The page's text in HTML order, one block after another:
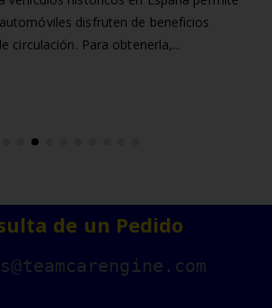
disfruten de beneficios
circulación. Para obtenerla,...
de un Pedido